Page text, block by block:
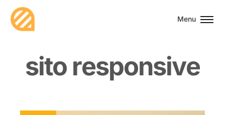
Menu
sito responsive